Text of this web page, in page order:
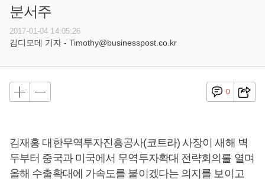
분서주
2017-01-04 14:05:26
김디모데 기자 - Timothy@businesspost.co.kr
0
김재홍 대한무역투자진흥공사(코트라) 사장이 새해 벽
두부터 중국과 미국에서 무역투자확대 전략회의를 열며
올해 수출확대에 가속도를 붙이겠다는 의지를 보이고